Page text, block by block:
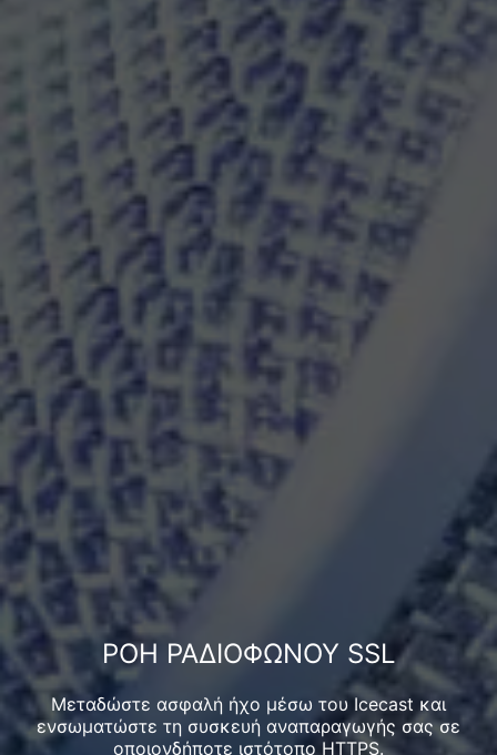
ΡΟΉ ΡΑΔΙΟΦΏΝΟΥ SSL
Μεταδώστε ασφαλή ήχο μέσω του Icecast και
ενσωματώστε τη συσκευή αναπαραγωγής σας σε
οποιονδήποτε ιστότοπο HTTPS.